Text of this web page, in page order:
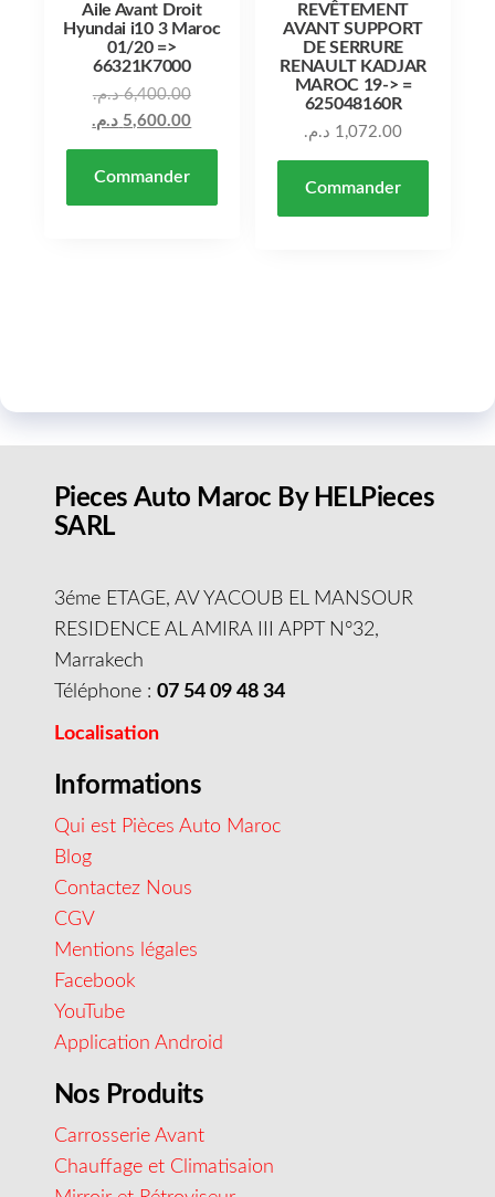
Aile Avant Droit
Hyundai i10 3 Maroc
01/20 =>
66321K7000
6,400.00 د.م.
5,600.00 د.م.
Commander
REVÊTEMENT
AVANT SUPPORT
DE SERRURE
RENAULT KADJAR
MAROC 19-> =
625048160R
1,072.00 د.م.
Commander
Pieces Auto Maroc By HELPieces
SARL
3éme ETAGE, AV YACOUB EL MANSOUR
RESIDENCE AL AMIRA III APPT N°32,
Marrakech
Téléphone : 07 54 09 48 34
Localisation
Informations
Qui est Pièces Auto Maroc
Blog
Contactez Nous
CGV
Mentions légales
Facebook
YouTube
Application Android
Nos Produits
Carrosserie Avant
Chauffage et Climatisaion